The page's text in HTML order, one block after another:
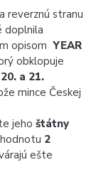
reverznú stranu
doplnila
opisom YEAR
obklopuje
a 21.
mince Českej
jeho štátny
2
ešte